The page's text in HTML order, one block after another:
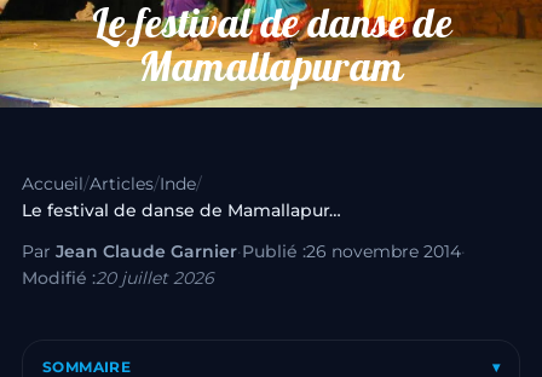
Le festival de danse de
Mamallapuram
Accueil/Articles/Inde/
Le festival de danse de Mamallapuram
Par Jean Claude Garnier·Publié :26 novembre 2014·
Modifié :20 juillet 2026
SOMMAIRE ▾